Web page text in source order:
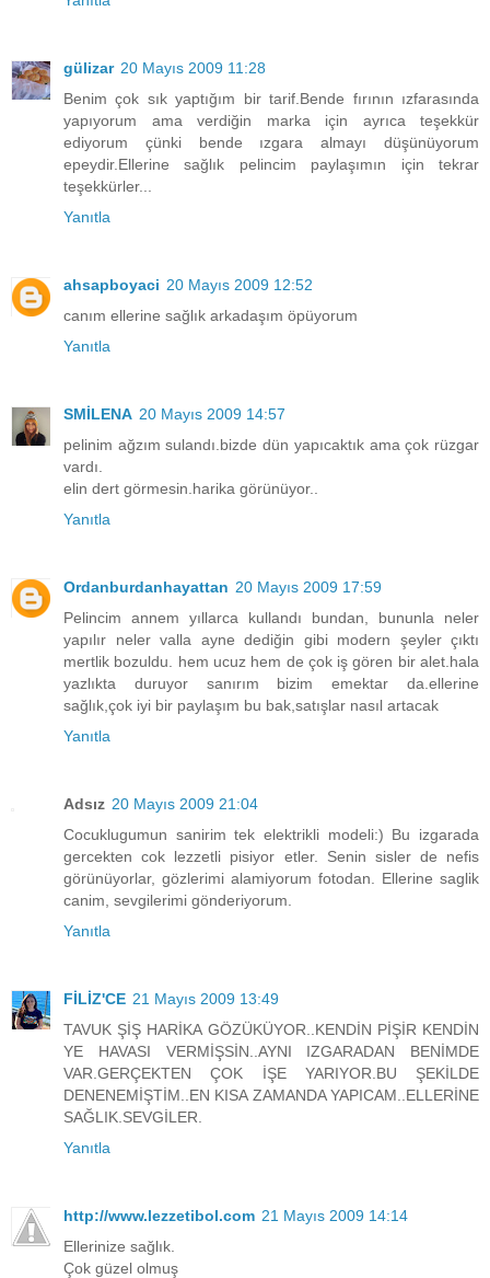
gülizar 20 Mayıs 2009 11:28
Benim çok sık yaptığım bir tarif.Bende fırının ızfarasında
yapıyorum ama verdiğin marka için ayrıca teşekkür
ediyorum çünki bende ızgara almayı düşünüyorum
epeydir.Ellerine sağlık pelincim paylaşımın için tekrar
teşekkürler...
Yanıtla
ahsapboyaci 20 Mayıs 2009 12:52
canım ellerine sağlık arkadaşım öpüyorum
Yanıtla
SMİLENA 20 Mayıs 2009 14:57
pelinim ağzım sulandı.bizde dün yapıcaktık ama çok rüzgar
vardı.
elin dert görmesin.harika görünüyor..
Yanıtla
Ordanburdanhayattan 20 Mayıs 2009 17:59
Pelincim annem yıllarca kullandı bundan, bununla neler
yapılır neler valla ayne dediğin gibi modern şeyler çıktı
mertlik bozuldu. hem ucuz hem de çok iş gören bir alet.hala
yazlıkta duruyor sanırım bizim emektar da.ellerine
sağlık,çok iyi bir paylaşım bu bak,satışlar nasıl artacak
Yanıtla
Adsız 20 Mayıs 2009 21:04
Cocuklugumun sanirim tek elektrikli modeli:) Bu izgarada
gercekten cok lezzetli pisiyor etler. Senin sisler de nefis
görünüyorlar, gözlerimi alamiyorum fotodan. Ellerine saglik
canim, sevgilerimi gönderiyorum.
Yanıtla
FİLİZ'CE 21 Mayıs 2009 13:49
TAVUK ŞİŞ HARİKA GÖZÜKÜYOR..KENDİN PİŞİR KENDİN
YE HAVASI VERMİŞSİN..AYNI IZGARADAN BENİMDE
VAR.GERÇEKTEN ÇOK İŞE YARIYOR.BU ŞEKİLDE
DENENEMİŞTİM..EN KISA ZAMANDA YAPICAM..ELLERİNE
SAĞLIK.SEVGİLER.
Yanıtla
http://www.lezzetibol.com 21 Mayıs 2009 14:14
Ellerinize sağlık.
Çok güzel olmuş